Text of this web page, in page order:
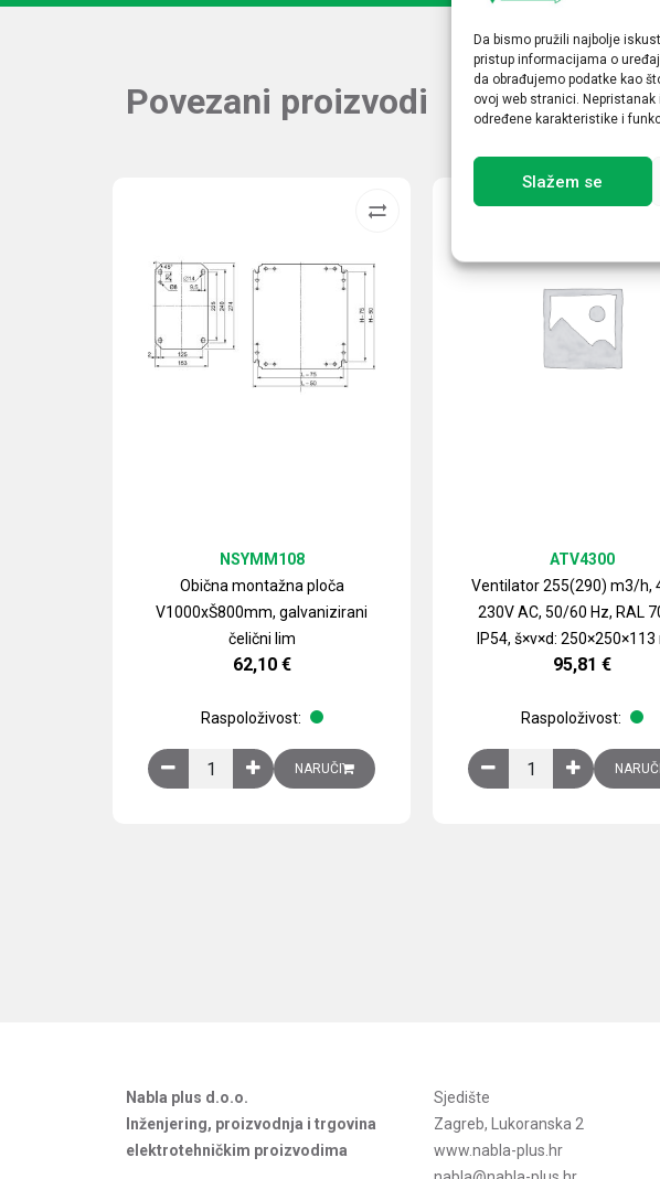
Da bismo pružili najbolje
pristup informacijama o
da obrađujemo podatke kao
ovoj web stranici.
određene karakteristike i
Slažem se
Povezani proizvodi
Obična montažna ploča
V1000xŠ800mm, galvanizirani
čelični lim
NSYMM108
62,10 €
Raspoloživost:
Obična montažna ploča V1000xŠ800mm, galvanizirani čelični lim
NARUČI
Ventilator 255(290) m3/h,
230V AC, 50/60 Hz, RAL
IP54, š×v×d:
ATV4300
95,81 €
Raspoloživost:
Ventilator 255(290)
Nabla plus d.o.o.
Inženjering, proizvodnja i trgovina
elektrotehničkim proizvodima
Sjedište
Zagreb, Lukoranska 2
www.nabla-plus.hr